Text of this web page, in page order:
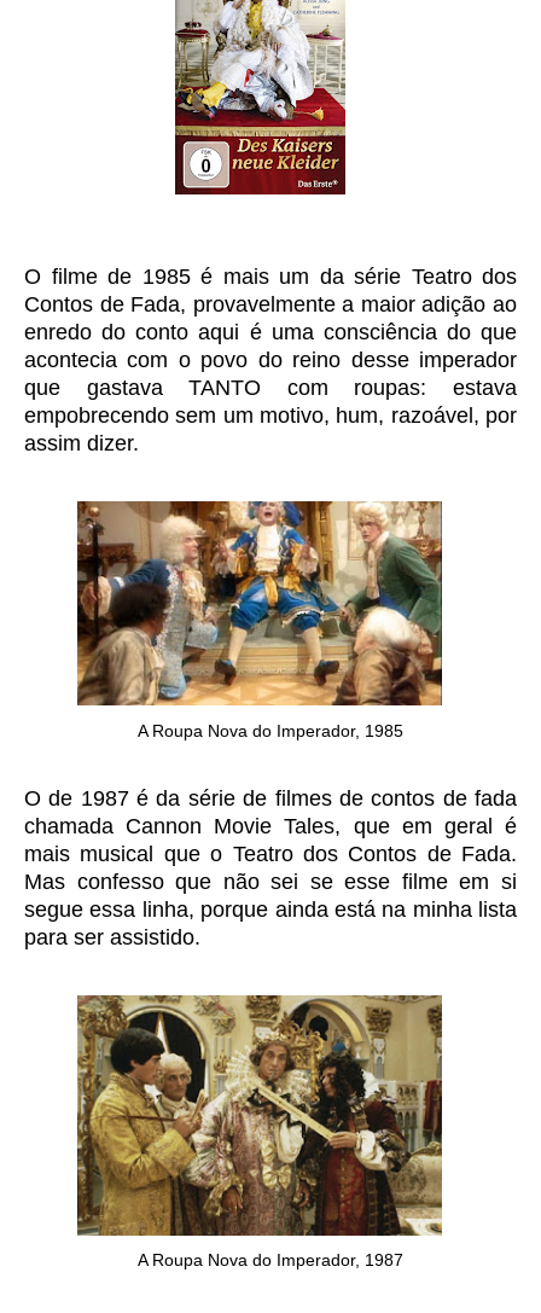
O filme de 1985 é mais um da série Teatro dos
Contos de Fada, provavelmente a maior adição ao
enredo do conto aqui é uma consciência do que
acontecia com o povo do reino desse imperador
que gastava TANTO com roupas: estava
empobrecendo sem um motivo, hum, razoável, por
assim dizer.
A Roupa Nova do Imperador, 1985
O de 1987 é da série de filmes de contos de fada
chamada Cannon Movie Tales, que em geral é
mais musical que o Teatro dos Contos de Fada.
Mas confesso que não sei se esse filme em si
segue essa linha, porque ainda está na minha lista
para ser assistido.
A Roupa Nova do Imperador, 1987